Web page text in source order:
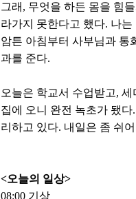
그래, 무엇을 하든 몸을 힘
라가지 못한다고 했다. 나는
암튼 아침부터 사부님과 통
과를 준다.
오늘은 학교서 수업받고,
집에 오니 완전 녹초가 됐
리하고 있다. 내일은 좀 쉬
<오늘의 일상>
08:00 기상